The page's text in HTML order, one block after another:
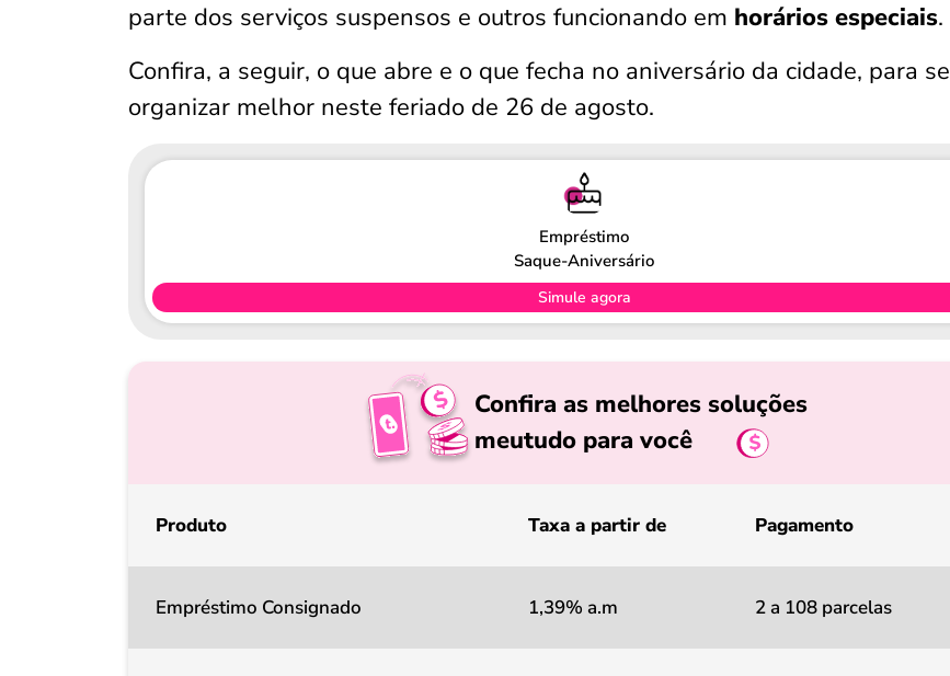
parte dos serviços suspensos e outros funcionando em horários especiais.
Confira, a seguir, o que abre e o que fecha no aniversário da cidade, para se
organizar melhor neste feriado de 26 de agosto.
Empréstimo
Saque-Aniversário
Simule agora
Confira as melhores soluções
meutudo para você
Produto Taxa a partir de Pagamento
Empréstimo Consignado 1,39% a.m 2 a 108 parcelas